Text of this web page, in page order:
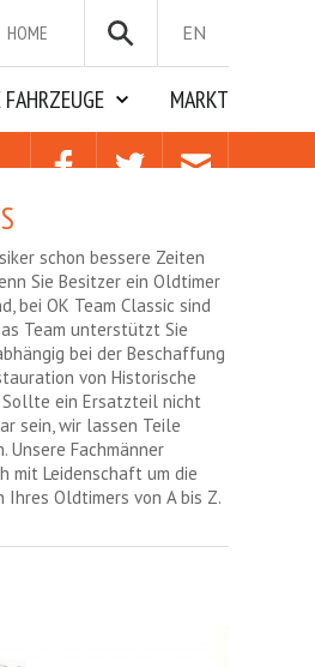
EN
HOME
MARKT
schon bessere Zeiten
Sie Besitzer ein Oldtimer
bei OK Team Classic sind
Team unterstützt Sie
bei der Beschaffung
von Historische
ein Ersatzteil nicht
sein, wir lassen Teile
Unsere Fachmänner
mit Leidenschaft um die
Ihres Oldtimers von A bis Z.